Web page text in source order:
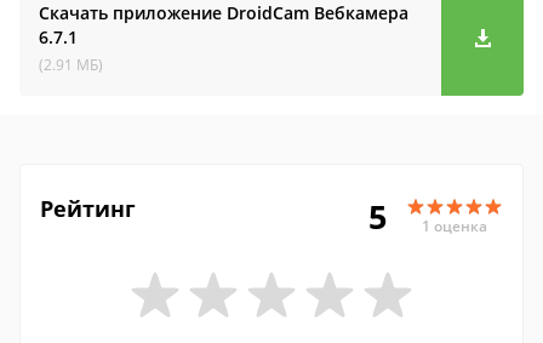
Скачать приложение DroidCam Вебкамера
6.7.1
(2.91 МБ)
Рейтинг 5 1 оценка